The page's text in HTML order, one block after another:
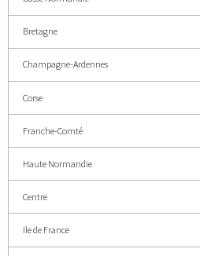
Bretagne
Champagne-Ardennes
Corse
Franche-Comté
Haute Normandie
Centre
Ile de France